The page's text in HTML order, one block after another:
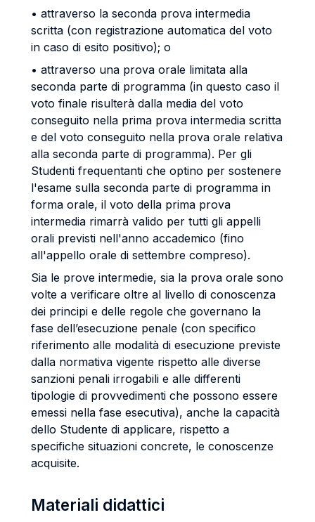
• attraverso la seconda prova intermedia
scritta (con registrazione automatica del voto
in caso di esito positivo); o
• attraverso una prova orale limitata alla
seconda parte di programma (in questo caso il
voto finale risulterà dalla media del voto
conseguito nella prima prova intermedia scritta
e del voto conseguito nella prova orale relativa
alla seconda parte di programma). Per gli
Studenti frequentanti che optino per sostenere
l'esame sulla seconda parte di programma in
forma orale, il voto della prima prova
intermedia rimarrà valido per tutti gli appelli
orali previsti nell'anno accademico (fino
all'appello orale di settembre compreso).
Sia le prove intermedie, sia la prova orale sono
volte a verificare oltre al livello di conoscenza
dei principi e delle regole che governano la
fase dell’esecuzione penale (con specifico
riferimento alle modalità di esecuzione previste
dalla normativa vigente rispetto alle diverse
sanzioni penali irrogabili e alle differenti
tipologie di provvedimenti che possono essere
emessi nella fase esecutiva), anche la capacità
dello Studente di applicare, rispetto a
specifiche situazioni concrete, le conoscenze
acquisite.
Materiali didattici